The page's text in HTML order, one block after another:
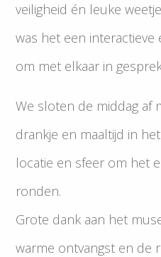
veiligheid én leuke
was het een
om met elkaar in
We sloten de middag af
drankje en maaltijd in
locatie en sfeer om het
ronden.
Grote dank aan het
warme ontvangst en de